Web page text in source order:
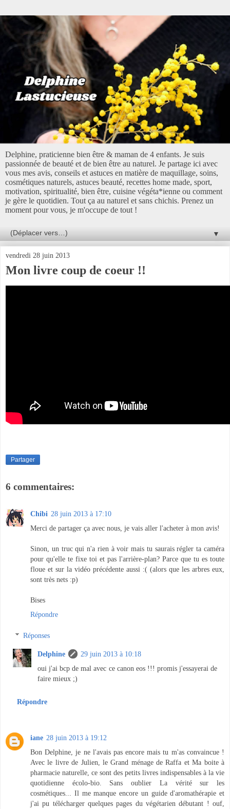
Delphine, praticienne bien être & maman de 4 enfants. Je suis
passionnée de beauté et de bien être au naturel. Je partage ici avec
vous mes avis, conseils et astuces en matière de maquillage, soins,
cosmétiques naturels, astuces beauté, recettes home made, sport,
motivation, spiritualité, bien être, cuisine végéta*ienne ou comment
je gère le quotidien. Tout ça au naturel et sans chichis. Prenez un
moment pour vous, je m'occupe de tout !
▼
vendredi 28 juin 2013
Mon livre coup de coeur !!
Partager
6 commentaires:
Chibi 28 juin 2013 à 17:10
Merci de partager ça avec nous, je vais aller l'acheter à mon avis!
Sinon, un truc qui n'a rien à voir mais tu saurais régler ta caméra
pour qu'elle te fixe toi et pas l'arrière-plan? Parce que tu es toute
floue et sur la vidéo précédente aussi :( (alors que les arbres eux,
sont très nets :p)
Bises
Répondre
Réponses
Delphine
29 juin 2013 à 10:18
oui j'ai bcp de mal avec ce canon eos !!! promis j'essayerai de
faire mieux ;)
Répondre
iane 28 juin 2013 à 19:12
Bon Delphine, je ne l'avais pas encore mais tu m'as convaincue !
Avec le livre de Julien, le Grand ménage de Raffa et Ma boite à
pharmacie naturelle, ce sont des petits livres indispensables à la vie
quotidienne écolo-bio. Sans oublier La vérité sur les
cosmétiques... Il me manque encore un guide d'aromathérapie et
j'ai pu télécharger quelques pages du végétarien débutant ! ouf,